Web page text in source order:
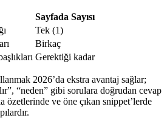
Sayfada Sayısı
Tek (1)
Birkaç
Gerektiği kadar
2026’da ekstra avantaj sağlar;
“neden” gibi sorulara doğrudan cevap
özetlerinde ve öne çıkan snippet’lerde